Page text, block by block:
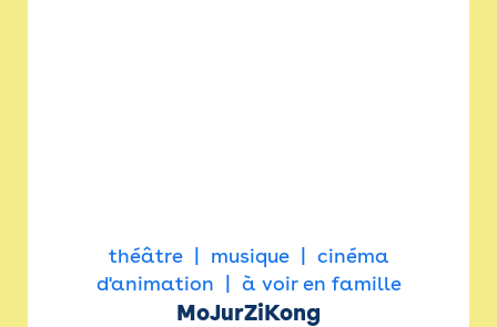
théâtre musique
cinéma
d'animation
à voir en famille
MoJurZiKong